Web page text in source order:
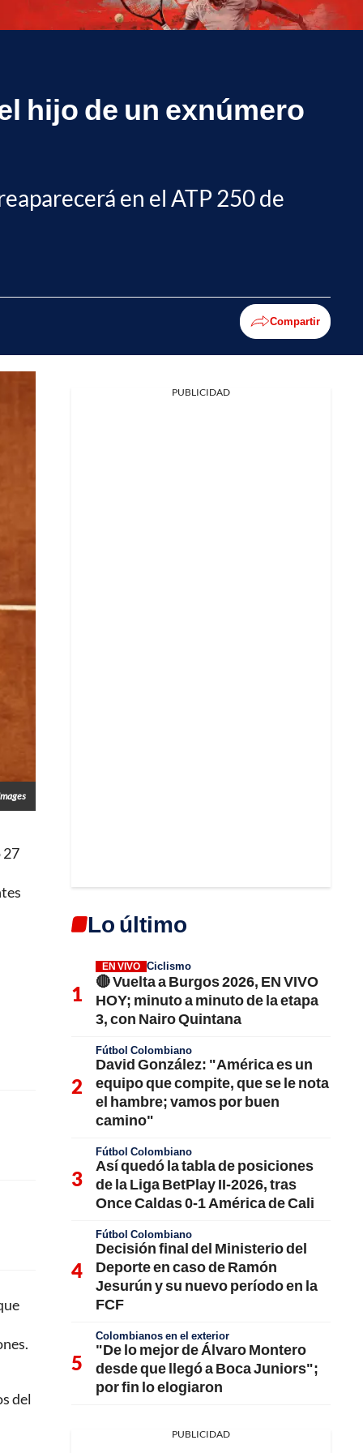
hijo de un exnúmero
en el ATP 250 de
Compartir
27
del
PUBLICIDAD
Lo último
EN VIVO Ciclismo
🔴 Vuelta a Burgos 2026, EN VIVO
HOY; minuto a minuto de la etapa
3, con Nairo Quintana
Fútbol Colombiano
David González: "América es un
equipo que compite, que se le nota
el hambre; vamos por buen
camino"
Fútbol Colombiano
Así quedó la tabla de posiciones
de la Liga BetPlay II-2026, tras
Once Caldas 0-1 América de Cali
Fútbol Colombiano
Decisión final del Ministerio del
Deporte en caso de Ramón
Jesurún y su nuevo período en la
FCF
Colombianos en el exterior
"De lo mejor de Álvaro Montero
desde que llegó a Boca Juniors";
por fin lo elogiaron
PUBLICIDAD